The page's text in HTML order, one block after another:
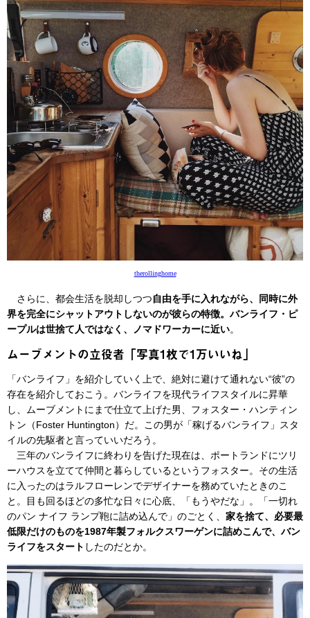
therollinghome
さらに、都会生活を脱却しつつ自由を手に入れながら、同時に外
界を完全にシャットアウトしないのが彼らの特徴。バンライフ・ピ
ープルは世捨て人ではなく、ノマドワーカーに近い。
ムーブメントの立役者「写真1枚で1万いいね」
「バンライフ」を紹介していく上で、絶対に避けて通れない“彼”の
存在を紹介しておこう。バンライフを現代ライフスタイルに昇華
し、ムーブメントにまで仕立て上げた男、フォスター・ハンティン
トン（Foster Huntington）だ。この男が「稼げるバンライフ」スタ
イルの先駆者と言っていいだろう。
三年のバンライフに終わりを告げた現在は、ポートランドにツリ
ーハウスを立てて仲間と暮らしているというフォスター。その生活
に入ったのはラルフローレンでデザイナーを務めていたときのこ
と。目も回るほどの多忙な日々に心底、「もうやだな」。「一切れ
のパン ナイフ ランプ鞄に詰め込んで」のごとく、 家を捨て、必要最
低限だけのものを1987年製フォルクスワーゲンに詰めこんで、バン
ライフをスタート したのだとか。